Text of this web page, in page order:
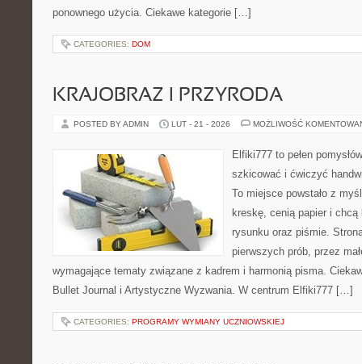
ponownego użycia. Ciekawe kategorie […]
CATEGORIES: DOM
KRAJOBRAZ I PRZYRODA
POSTED BY ADMIN LUT - 21 - 2026 MOŻLIWOŚĆ
Elfiki777 to pełen
szkicować i ćwiczyć
To miejsce powstało z
kreskę, cenią papier i chcą
rysunku oraz piśmie.
pierwszych prób, przez
wymagające tematy związane z kadrem i harmonią pisma.
Bullet Journal i Artystyczne Wyzwania. W centrum Elfiki777 […]
CATEGORIES: PROGRAMY WYMIANY UCZNIOWSKIEJ